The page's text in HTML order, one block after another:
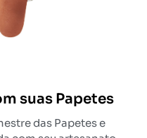
suas Papetes
das Papetes e